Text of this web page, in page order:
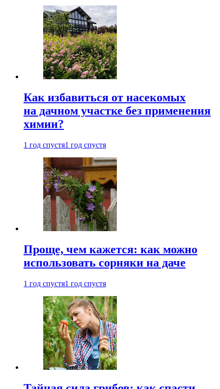
Как избавиться от насекомых
на дачном участке без применения
химии?
1 год спустя1 год спустя
Проще, чем кажется: как можно
использовать сорняки на даче
1 год спустя1 год спустя